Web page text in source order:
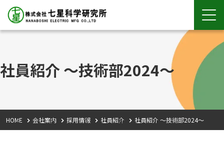
社員紹介 ～技術部2024～
HOME 会社案内 採用情報 社員紹介 社員紹介 ～技術部2024～